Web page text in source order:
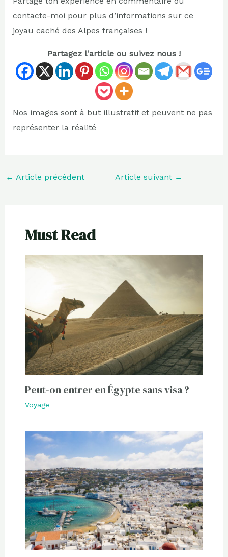
contacte-moi pour plus d’informations sur ce
joyau caché des Alpes françaises !
Partagez l'article ou suivez nous !
Nos images sont à but illustratif et peuvent ne pas
représenter la réalité
← Article précédent Article suivant →
Must Read
Peut-on entrer en Égypte sans visa ?
Voyage